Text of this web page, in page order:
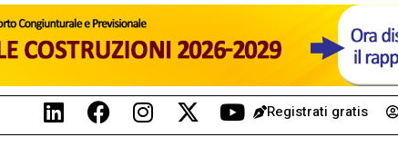
Registrati gratis